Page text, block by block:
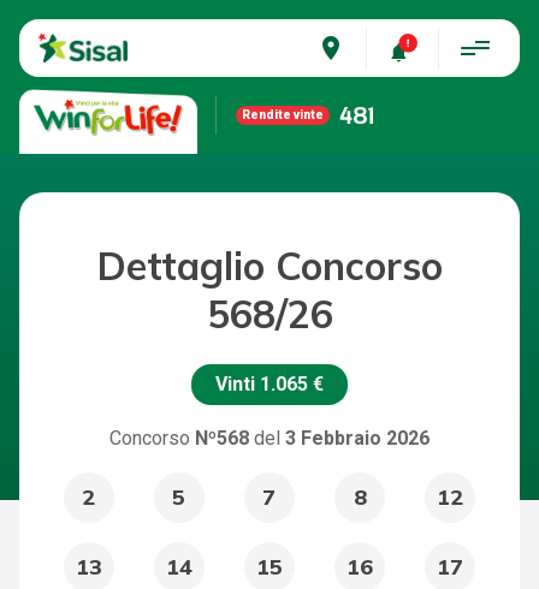
place
Rendite vinte 481
Dettaglio Concorso
568/26
Vinti 1.065 €
Concorso Nº568 del 3 Febbraio 2026
2 5 7 8 12
13 14 15 16 17